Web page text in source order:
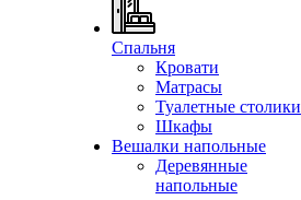
Спальня
Кровати
Матрасы
Туалетные столики
Шкафы
Вешалки напольные
Деревянные
напольные